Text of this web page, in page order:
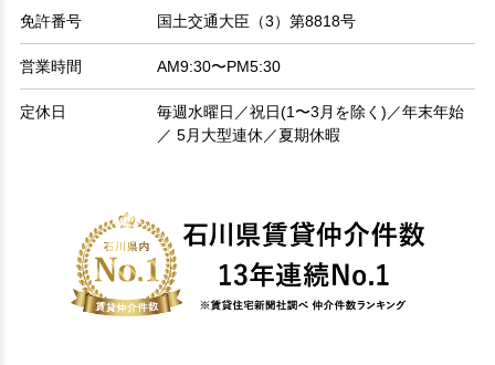
免許番号 国土交通大臣（3）第8818号
営業時間 AM9:30〜PM5:30
定休日
毎週水曜日／祝日(1〜3月を除く)／年末年始
／ 5月大型連休／夏期休暇